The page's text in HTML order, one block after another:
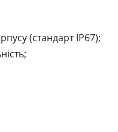
(стандарт IP67);